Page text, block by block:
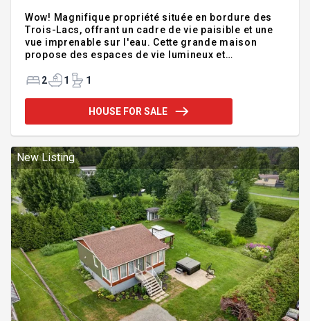
Wow! Magnifique propriété située en bordure des
Trois-Lacs, offrant un cadre de vie paisible et une
vue imprenable sur l'eau. Cette grande maison
propose des espaces de vie lumineux et
chambres dont une avec walk-in, s. de bain refait
garage attaché isolé chauffé. Implantée sur un
superbe terrain directement au bord de l'eau,
de 22000 pc avec possibilité d'avoir une grande
remise pour rangement
2 1 1
HOUSE FOR SALE
New Listing